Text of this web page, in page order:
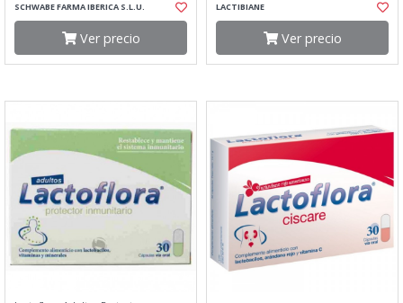
SCHWABE FARMA IBERICA S.L.U.
Ver precio
LACTIBIANE
Ver precio